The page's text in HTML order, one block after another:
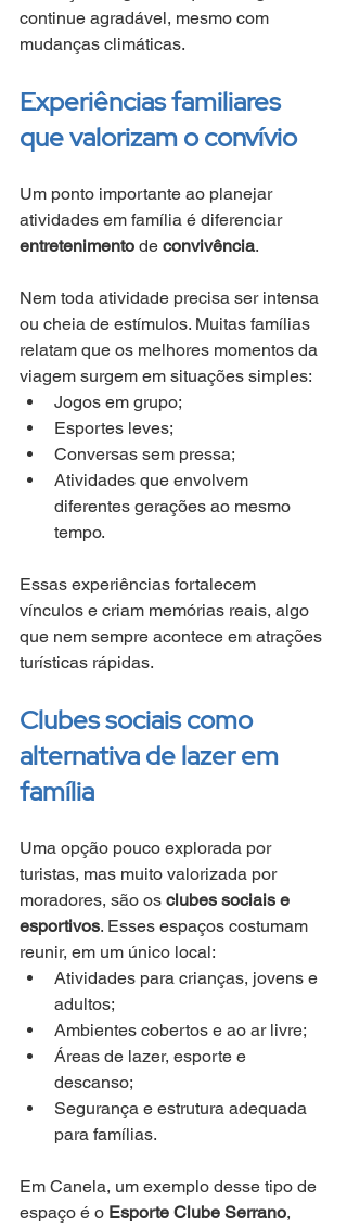
continue agradável, mesmo com
mudanças climáticas.
Experiências familiares
que valorizam o convívio
Um ponto importante ao planejar
atividades em família é diferenciar
entretenimento de convivência.
Nem toda atividade precisa ser intensa
ou cheia de estímulos. Muitas famílias
relatam que os melhores momentos da
viagem surgem em situações simples:
Jogos em grupo;
Esportes leves;
Conversas sem pressa;
Atividades que envolvem
diferentes gerações ao mesmo
tempo.
Essas experiências fortalecem
vínculos e criam memórias reais, algo
que nem sempre acontece em atrações
turísticas rápidas.
Clubes sociais como
alternativa de lazer em
família
Uma opção pouco explorada por
turistas, mas muito valorizada por
moradores, são os clubes sociais e
esportivos. Esses espaços costumam
reunir, em um único local:
Atividades para crianças, jovens e
adultos;
Ambientes cobertos e ao ar livre;
Áreas de lazer, esporte e
descanso;
Segurança e estrutura adequada
para famílias.
Em Canela, um exemplo desse tipo de
espaço é o Esporte Clube Serrano,